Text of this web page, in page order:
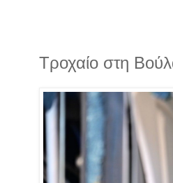
Τροχαίο στη